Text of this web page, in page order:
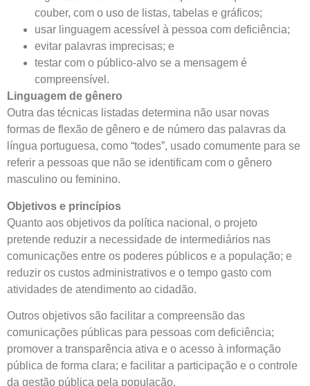
couber, com o uso de listas, tabelas e gráficos;
usar linguagem acessível à pessoa com deficiência;
evitar palavras imprecisas; e
testar com o público-alvo se a mensagem é
compreensível.
Linguagem de gênero
Outra das técnicas listadas determina não usar novas
formas de flexão de gênero e de número das palavras da
língua portuguesa, como “todes”, usado comumente para se
referir a pessoas que não se identificam com o gênero
masculino ou feminino.
Objetivos e princípios
Quanto aos objetivos da política nacional, o projeto
pretende reduzir a necessidade de intermediários nas
comunicações entre os poderes públicos e a população; e
reduzir os custos administrativos e o tempo gasto com
atividades de atendimento ao cidadão.
Outros objetivos são facilitar a compreensão das
comunicações públicas para pessoas com deficiência;
promover a transparência ativa e o acesso à informação
pública de forma clara; e facilitar a participação e o controle
da gestão pública pela população.